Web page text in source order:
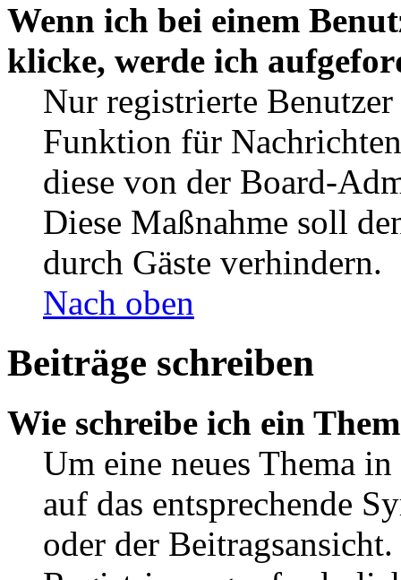
Wenn ich bei einem
klicke, werde ich
Nur registrierte
Funktion für
diese von der Board-
Diese Maßnahme soll
durch Gäste verhindern.
Nach oben
Beiträge schreiben
Wie schreibe ich ein
Um eine neues Thema
auf das entsprechende
oder der